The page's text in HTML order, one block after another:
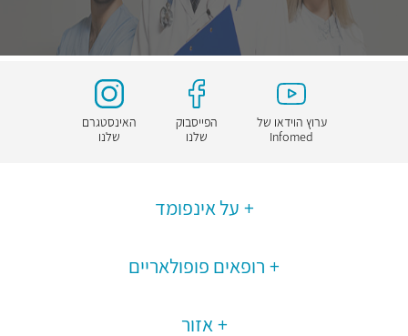
ערוץ הוידאו של
Infomed
הפייסבוק
שלנו
האינסטגרם
שלנו
על אינפומד
רופאים פופולאריים
אזור